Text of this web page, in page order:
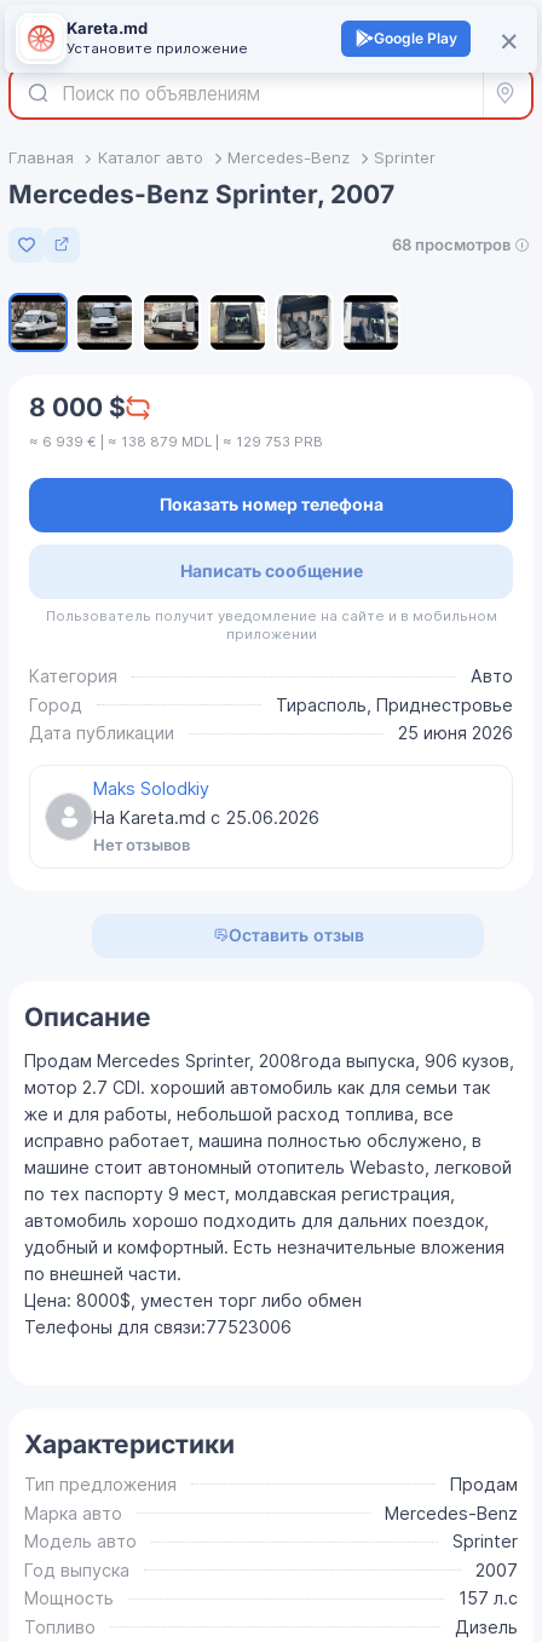
Войти +
Все
Главная Каталог авто Mercedes-Benz Sprinter
Mercedes-Benz Sprinter, 2007
Добавить в избранное
68 просмотров
8 000 $
≈ 6 939 € | ≈ 138 879 MDL | ≈ 129 753 PRB
Показать номер телефона
Написать сообщение
Пользователь получит уведомление на сайте и в мобильном
приложении
Категория
Авто
Город
Тирасполь, Приднестровье
Дата публикации
25 июня 2026
Maks Solodkiy
На Kareta.md с 25.06.2026
Нет отзывов
Оставить отзыв
Описание
Продам Mercedes Sprinter, 2008года выпуска, 906 кузов,
мотор 2.7 CDI. хороший автомобиль как для семьи так
же и для работы, небольшой расход топлива, все
исправно работает, машина полностью обслужено, в
машине стоит автономный отопитель Webasto, легковой
по тех паспорту 9 мест, молдавская регистрация,
автомобиль хорошо подходить для дальних поездок,
удобный и комфортный. Есть незначительные вложения
по внешней части.
Цена: 8000$, уместен торг либо обмен
Телефоны для связи:77523006
Характеристики
Тип предложения
Продам
Марка авто
Mercedes-Benz
Модель авто
Sprinter
Год выпуска
2007
Мощность
157 л.с
Топливо
Дизель
×
Kareta.md
Установите приложение
Google Play